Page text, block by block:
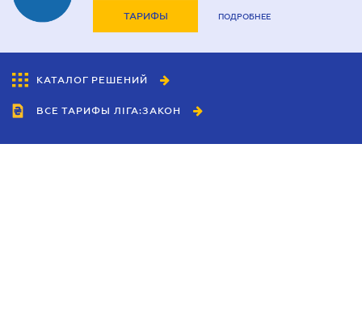
ТАРИФЫ ПОДРОБНЕЕ
КАТАЛОГ РЕШЕНИЙ
ВСЕ ТАРИФЫ ЛІГА:ЗАКОН